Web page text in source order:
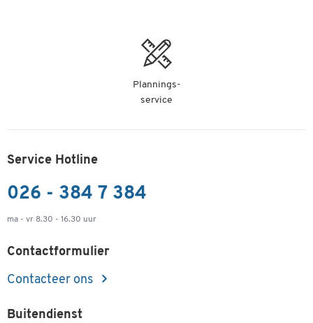
Plannings-
service
Service Hotline
026 - 384 7 384
ma - vr 8.30 - 16.30 uur
Contactformulier
Contacteer ons
Buitendienst